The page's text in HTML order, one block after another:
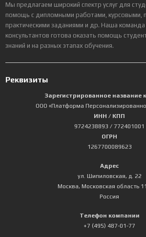
Мы предлагаем широкий спектр услуг для
помощь с дипломными работами, курсовыми,
практическими заданиями и др. Наша
консультантов готова оказать помощь
знаний и на разных этапах обучения.
Реквизиты
Зарегистрированное название
ООО «Платформа
ИНН / КПП
9724238893 / 772401001
ОГРН
1267700089623
Адрес
ул. Шипиловская, д. 22
Москва, Московская область
Россия
Телефон компании
+7 (495) 487-01-77